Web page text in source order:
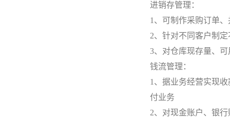
进销存管理：
1、可制作采购订单
2、针对不同客户制
3、对仓库现存量、
钱流管理：
1、据业务经营实现
付业务
2、对现金账户、银